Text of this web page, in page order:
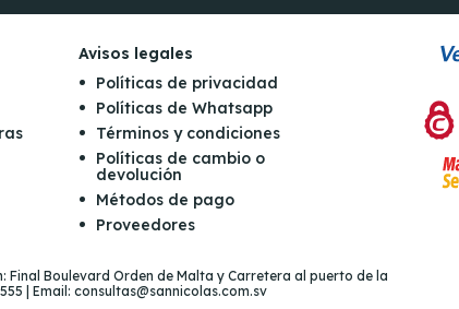
Avisos legales
Políticas de privacidad
Políticas de Whatsapp
Términos y condiciones
Políticas de cambio o
devolución
Métodos de pago
Proveedores
Final Boulevard Orden de Malta y Carretera al puerto de la
| Email: consultas@sannicolas.com.sv